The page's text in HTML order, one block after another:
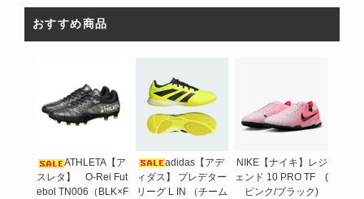
おすすめ商品
ATHLETA【ア
スレタ】 O-Rei Fut
ebol TN006（BLK×F
adidas【アデ
ィダス】 プレデター
リーグ L IN （チーム
NIKE【ナイキ】レジ
ェンド 10 PRO TF (
ピンク/ブラック)